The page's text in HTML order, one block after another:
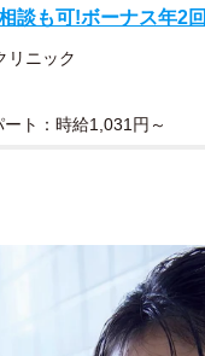
談も可!ボーナス年2回
リニック
ト：時給1,031円～